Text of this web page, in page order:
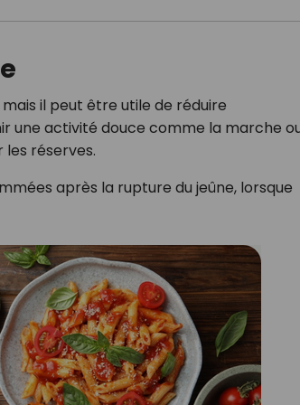
il peut être utile de réduire
une activité douce comme la marche
réserves.
après la rupture du jeûne, lorsque